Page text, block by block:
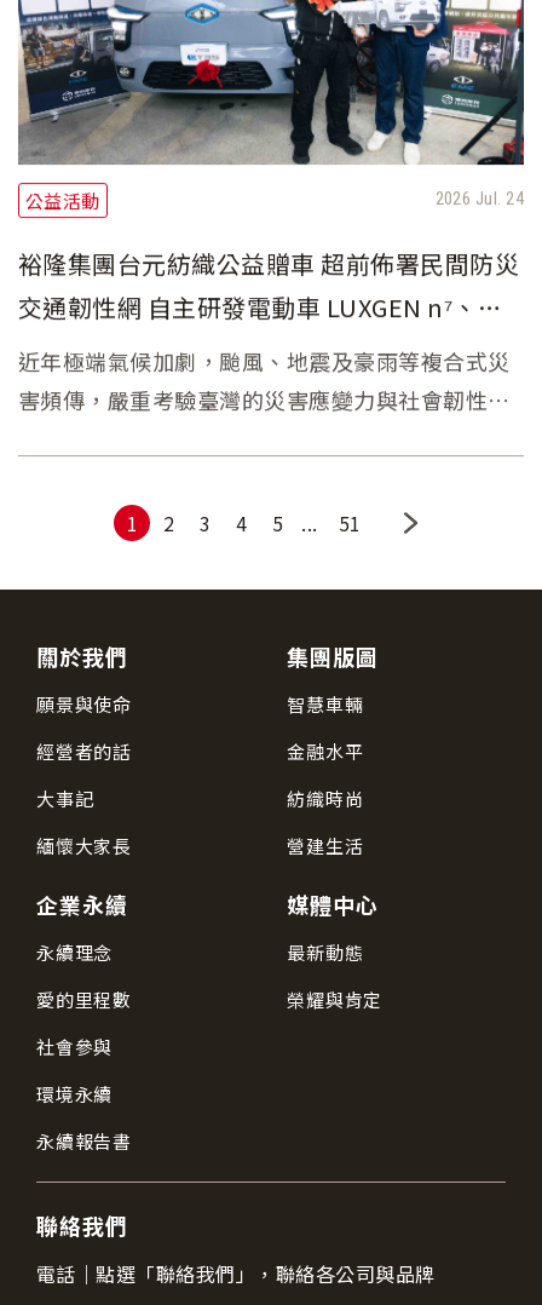
學習的跨域教育平台，希望陪伴孩子在運動中成
長，在探索中遇見未來。
公益活動 2026 Jul. 24
裕隆集團台元紡織公益贈車 超前佈署民間防災
交通韌性網 自主研發電動車 LUXGEN n⁷、中
華 ET35 打造移動+能源防災韌性車隊
近年極端氣候加劇，颱風、地震及豪雨等複合式災
害頻傳，嚴重考驗臺灣的災害應變力與社會韌性。
台，串聯集團企業資源與公益夥伴，將汽車產業核
救災的實務經驗，裕隆集團深知防救災的核心在於
公益行動，捐贈集團自主研發之電動車款LUXGEN
n⁷及中華汽車 ET35予「新匠堂公益協會」及「攸
惜關懷協會」
1 2 3 4 5 51
關於我們
願景與使命
經營者的話
大事記
緬懷大家長
集團版圖
智慧車輛
金融水平
紡織時尚
營建生活
企業永續
永續理念
愛的里程數
社會參與
環境永續
永續報告書
媒體中心
最新動態
榮耀與肯定
聯絡我們
電話｜點選「聯絡我們」，聯絡各公司與品牌